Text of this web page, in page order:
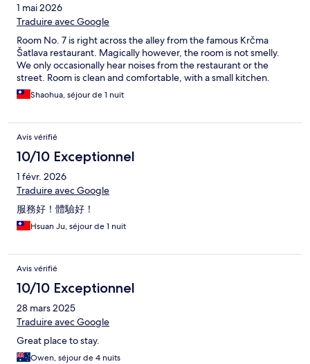
1 mai 2026
Traduire avec Google
Room No. 7 is right across the alley from the famous Krčma
Šatlava restaurant. Magically however, the room is not smelly.
We only occasionally hear noises from the restaurant or the
street. Room is clean and comfortable, with a small kitchen.
Shaohua, séjour de 1 nuit
Avis vérifié
10/10 Exceptionnel
1 févr. 2026
Traduire avec Google
服務好！體驗好！
Hsuan Ju, séjour de 1 nuit
Avis vérifié
10/10 Exceptionnel
28 mars 2025
Traduire avec Google
Great place to stay.
Owen, séjour de 4 nuits